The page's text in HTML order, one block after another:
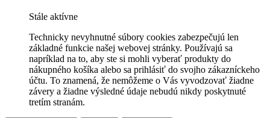
Stále aktívne
Technicky nevyhnutné súbory cookies zabezpečujú len
základné funkcie našej webovej stránky. Používajú sa
napríklad na to, aby ste si mohli vyberať produkty do
nákupného košíka alebo sa prihlásiť do svojho zákazníckeho
účtu. To znamená, že nemôžeme o Vás vyvodzovať žiadne
závery a žiadne výsledné údaje nebudú nikdy poskytnuté
tretím stranám.